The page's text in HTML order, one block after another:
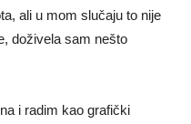
ali u mom slučaju to nije
doživela sam nešto
i radim kao grafički